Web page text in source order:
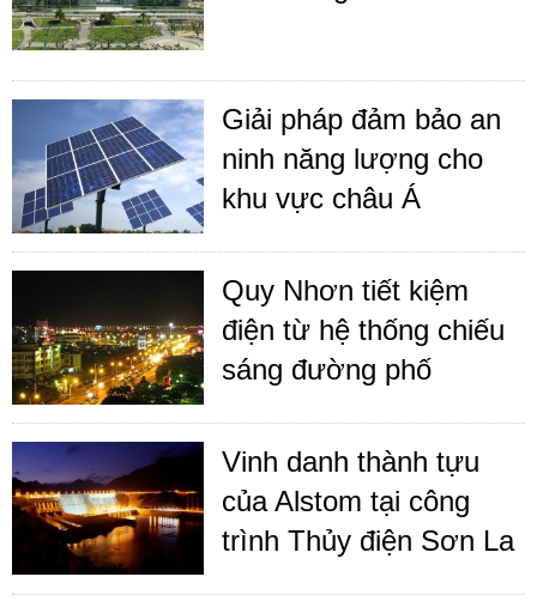
Giải pháp đảm bảo an
ninh năng lượng cho
khu vực châu Á
Quy Nhơn tiết kiệm
điện từ hệ thống chiếu
sáng đường phố
Vinh danh thành tựu
của Alstom tại công
trình Thủy điện Sơn La